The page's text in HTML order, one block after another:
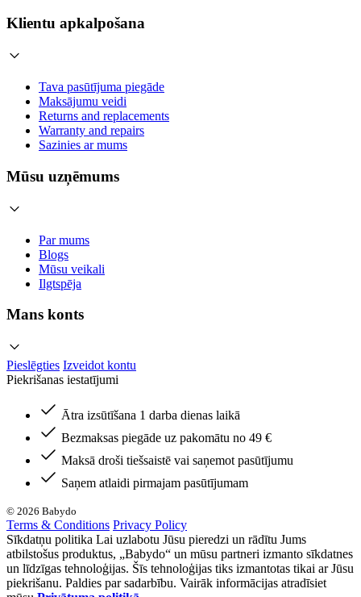
Klientu apkalpošana
Tava pasūtījuma piegāde
Maksājumu veidi
Returns and replacements
Warranty and repairs
Sazinies ar mums
Mūsu uzņēmums
Par mums
Blogs
Mūsu veikali
Ilgtspēja
Mans konts
Pieslēgties Izveidot kontu
Piekrišanas iestatījumi
Ātra izsūtīšana 1 darba dienas laikā
Bezmaksas piegāde uz pakomātu no 49 €
Maksā droši tiešsaistē vai saņemot pasūtījumu
Saņem atlaidi pirmajam pasūtījumam
© 2026 Babydo
Terms & Conditions Privacy Policy
Sīkdatņu politika Lai uzlabotu Jūsu pieredzi un rādītu Jums
atbilstošus produktus, „Babydo“ un mūsu partneri izmanto sīkdatnes
un līdzīgas tehnoloģijas. Šīs tehnoloģijas tiks izmantotas tikai ar Jūsu
piekrišanu. Paldies par sadarbību. Vairāk informācijas atradīsiet